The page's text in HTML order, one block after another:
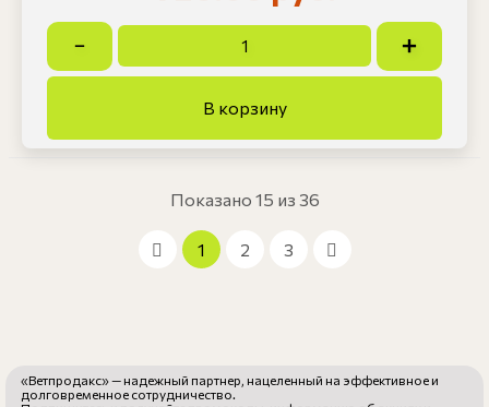
Показано 15 из 36
1 2 3
«Ветпродакс» — надежный партнер, нацеленный на эффективное и
долговременное сотрудничество.